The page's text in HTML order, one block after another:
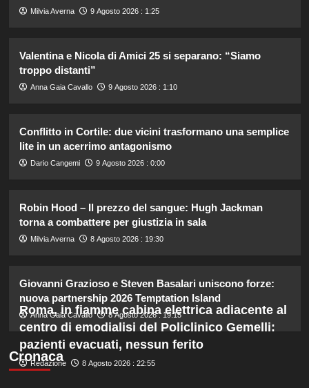
4
5
un nuovo bambino in arrivo? Indizi
1
riconciliazione celebrata con il
primo post dopo la crisi.
2
sfogo contro gli haters dopo la foto
con Giovanni.
3
natura e animali: bikini mozzafiato e
scatti incredibili.
Piano di Harry e Meghan per
invertire il Megxit: sarà approvato da
Milvia Averna 9 Agosto 2026 : 1:25
Valentina e Nicola di Amici 25 si separano: “Siamo
troppo distanti”
Anna Gaia Cavallo 9 Agosto 2026 : 1:10
Conflitto in Cortile: due vicini trasformano una semplice
lite in un acerrimo antagonismo
Dario Cangemi 9 Agosto 2026 : 0:00
Robin Hood – Il prezzo del sangue: Hugh Jackman
torna a combattere per giustizia in sala
Milvia Averna 8 Agosto 2026 : 19:30
Giovanni Grazioso e Steven Basalari uniscono forze:
nuova partnership 2026 Temptation Island
Anna Gaia Cavallo 8 Agosto 2026 : 19:15
Cronaca
Roma, in fiamme cabina elettrica adiacente al
centro di emodialisi del Policlinico Gemelli:
pazienti evacuati, nessun ferito
Redazione 8 Agosto 2026 : 22:55